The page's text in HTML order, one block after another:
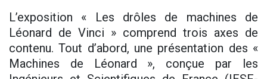
L’exposition « Les drôles de machines de
Léonard de Vinci » comprend trois axes de
contenu. Tout d’abord, une présentation des «
Machines de Léonard », conçue par les